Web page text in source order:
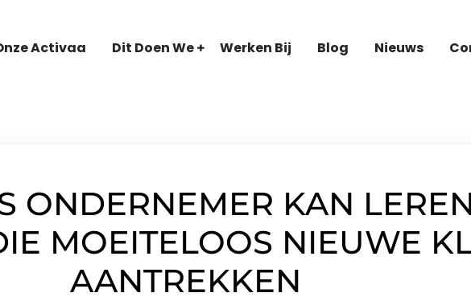
Activaa Dit Doen We Werken Bij Blog Nieuws
ONDERNEMER KAN
MOEITELOOS NIEUWE
AANTREKKEN